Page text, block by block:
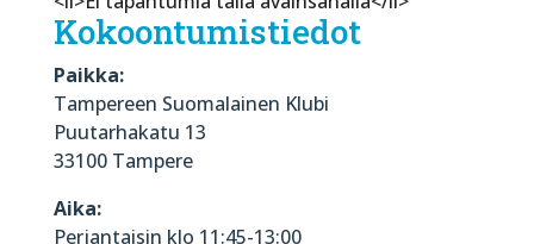
Kokoontumistiedot
Paikka:
Tampereen Suomalainen Klubi
Puutarhakatu 13
33100 Tampere
Aika:
Perjantaisin klo 11:45-13:00